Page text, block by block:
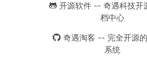
开源软件 -- 奇遇科技开
档中心
奇遇淘客 -- 完全开源
系统